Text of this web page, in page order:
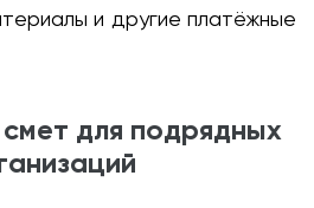
и другие платёжные
для подрядных